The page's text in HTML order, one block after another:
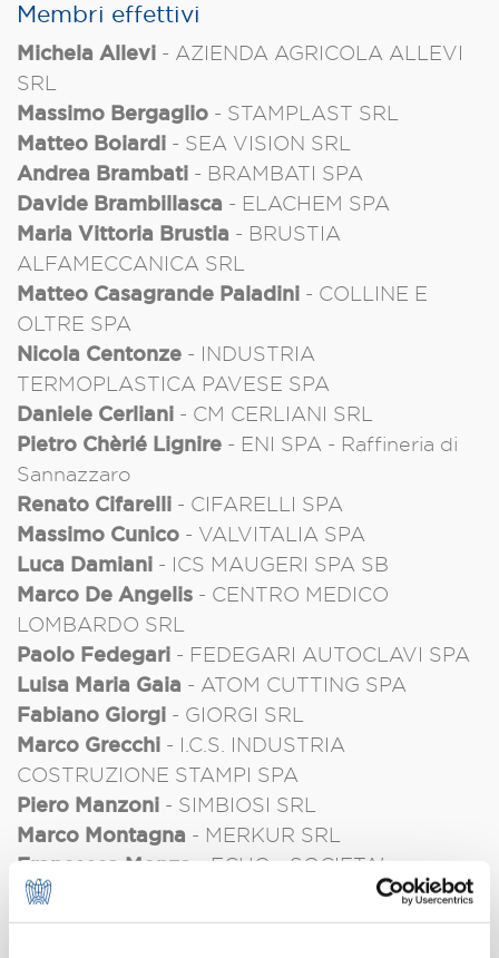
Membri effettivi
Michela Allevi - AZIENDA AGRICOLA ALLEVI
SRL
Massimo Bergaglio - STAMPLAST SRL
Matteo Boiardi - SEA VISION SRL
Andrea Brambati - BRAMBATI SPA
Davide Brambillasca - ELACHEM SPA
Maria Vittoria Brustia - BRUSTIA
ALFAMECCANICA SRL
Matteo Casagrande Paladini - COLLINE E
OLTRE SPA
Nicola Centonze - INDUSTRIA
TERMOPLASTICA PAVESE SPA
Daniele Cerliani - CM CERLIANI SRL
Pietro Chèrié Lignire - ENI SPA - Raffineria di
Sannazzaro
Renato Cifarelli - CIFARELLI SPA
Massimo Cunico - VALVITALIA SPA
Luca Damiani - ICS MAUGERI SPA SB
Marco De Angelis - CENTRO MEDICO
LOMBARDO SRL
Paolo Fedegari - FEDEGARI AUTOCLAVI SPA
Luisa Maria Gaia - ATOM CUTTING SPA
Fabiano Giorgi - GIORGI SRL
Marco Grecchi - I.C.S. INDUSTRIA
COSTRUZIONE STAMPI SPA
Piero Manzoni - SIMBIOSI SRL
Marco Montagna - MERKUR SRL
Francesca Monza
- ECHO - SOCIETA'
COOPERATIVA
Gian Paolo Quarta- ONYAX SRL